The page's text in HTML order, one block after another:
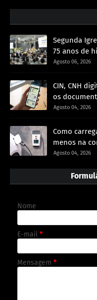
Segunda
75 anos de
Agosto 06, 2026
CIN, CNH
os
Agosto 04, 2026
Como
menos na
Agosto 04, 2026
Nome
E-mail *
Mensagem *